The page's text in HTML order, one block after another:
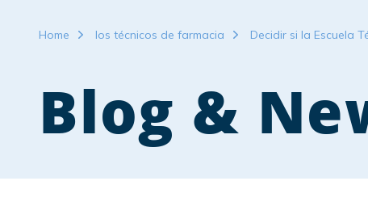
Home los técnicos de farmacia Decidir si la Escuela
Blog &